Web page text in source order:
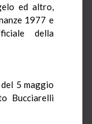
ed altro,
1977 e
della
5 maggio
Bucciarelli